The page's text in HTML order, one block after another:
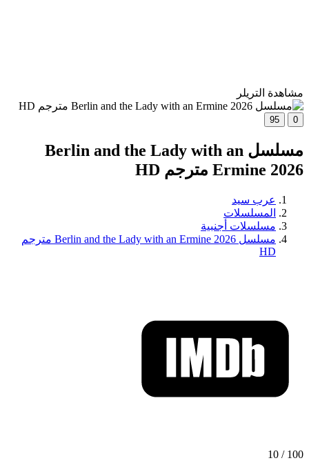
مشاهدة التريلر
0
95
مسلسل Berlin and the Lady with an
Ermine 2026 مترجم HD
عرب سيد
المسلسلات
مسلسلات أجنبية
مسلسل Berlin and the Lady with an Ermine 2026 مترجم
HD
100 / 10